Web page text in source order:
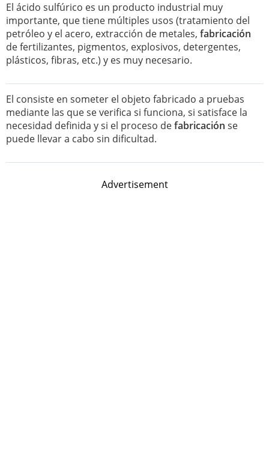
El ácido sulfúrico es un producto industrial muy
importante, que tiene múltiples usos (tratamiento del
petróleo y el acero, extracción de metales, fabricación
de fertilizantes, pigmentos, explosivos, detergentes,
plásticos, fibras, etc.) y es muy necesario.
El consiste en someter el objeto fabricado a pruebas
mediante las que se verifica si funciona, si satisface la
necesidad definida y si el proceso defabricación se
puede llevar a cabo sin dificultad.
Advertisement